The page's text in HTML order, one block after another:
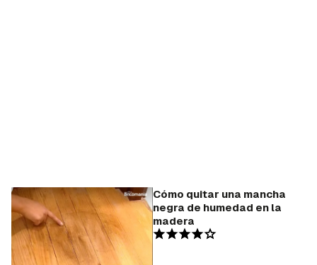
Cómo quitar una mancha
negra de humedad en la
madera